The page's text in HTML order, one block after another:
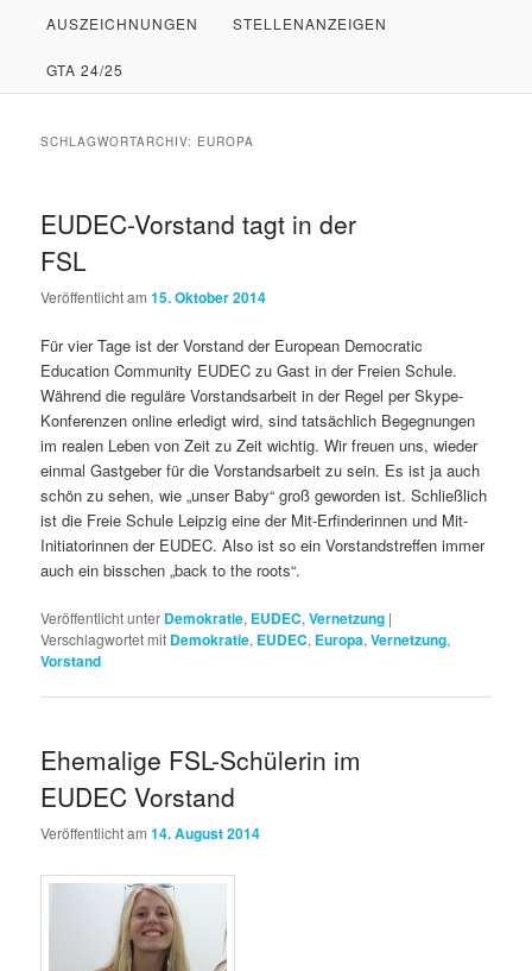
PRIMÄREN
INHALT
SPRINGEN
SEKUNDÄREN
INHALT
SPRINGEN
AUSZEICHNUNGEN STELLENANZEIGEN
GTA 24/25
SCHLAGWORTARCHIV: EUROPA
EUDEC-Vorstand tagt in der
FSL
Veröffentlicht am15. Oktober 2014
Für vier Tage ist der Vorstand der European Democratic
Education Community EUDEC zu Gast in der Freien Schule.
Während die reguläre Vorstandsarbeit in der Regel per Skype-
Konferenzen online erledigt wird, sind tatsächlich Begegnungen
im realen Leben von Zeit zu Zeit wichtig. Wir freuen uns, wieder
einmal Gastgeber für die Vorstandsarbeit zu sein. Es ist ja auch
schön zu sehen, wie „unser Baby“ groß geworden ist. Schließlich
ist die Freie Schule Leipzig eine der Mit-Erfinderinnen und Mit-
Initiatorinnen der EUDEC. Also ist so ein Vorstandstreffen immer
auch ein bisschen „back to the roots“.
Veröffentlicht unter Demokratie, EUDEC,Vernetzung |
Verschlagwortet mit Demokratie, EUDEC, Europa,Vernetzung,
Vorstand
Ehemalige FSL-Schülerin im
EUDEC Vorstand
Veröffentlicht am14. August 2014